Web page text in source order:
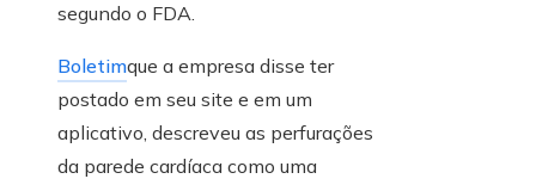
segundo o FDA.
Boletimque a empresa disse ter
postado em seu site e em um
aplicativo, descreveu as perfurações
da parede cardíaca como uma